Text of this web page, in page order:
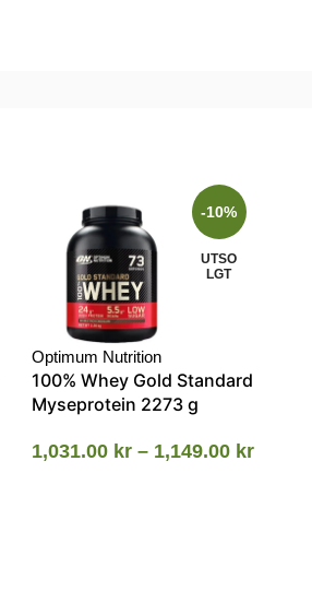
-10%
UTSO
LGT
Optimum Nutrition
100% Whey Gold Standard
Myseprotein 2273 g
1,031.00 kr – 1,149.00 kr